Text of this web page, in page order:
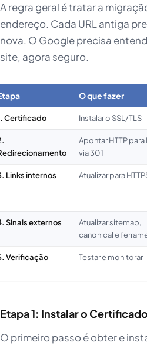
A regra geral é tratar a
endereço. Cada URL antiga
nova. O Google precisa
site, agora seguro.
O que fazer
Certificado Instalar o SSL/TLS
Apontar HTTP para
via 301
Links internos Atualizar para
Sinais externos
Atualizar sitemap,
canonical e
Verificação Testar e monitorar
Etapa 1: Instalar o
O primeiro passo é obter e